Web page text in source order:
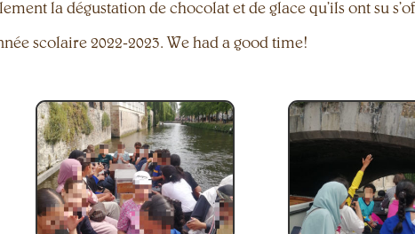
la dégustation de chocolat et de glace qu’ils ont su
scolaire 2022-2023. We had a good time!